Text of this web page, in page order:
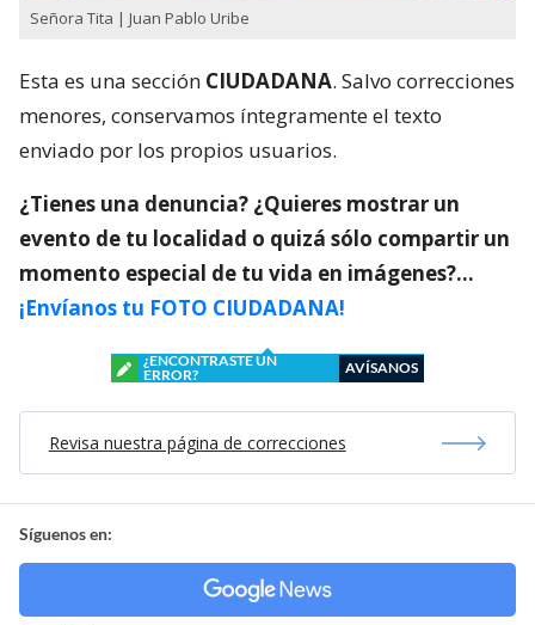
Señora Tita | Juan Pablo Uribe
Esta es una sección CIUDADANA. Salvo correcciones
menores, conservamos íntegramente el texto
enviado por los propios usuarios.
¿Tienes una denuncia? ¿Quieres mostrar un
evento de tu localidad o quizá sólo compartir un
momento especial de tu vida en imágenes?…
¡Envíanos tu FOTO CIUDADANA!
¿ENCONTRASTE UN
ERROR?
AVÍSANOS
Revisa nuestra página de correcciones
Síguenos en: